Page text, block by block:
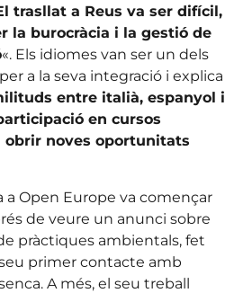
trasllat a Reus va ser difícil,
la burocràcia i la gestió de
«. Els idiomes van ser un dels
a la seva integració i explica
entre italià, espanyol i
en cursos
obrir noves oportunitats
a Open Europe va començar
de veure un anunci sobre
pràctiques ambientals, fet
primer contacte amb
A més, el seu treball